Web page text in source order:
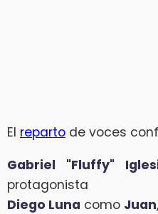
El reparto de voces
Gabriel "Fluffy"
protagonista
Diego Luna como Juan